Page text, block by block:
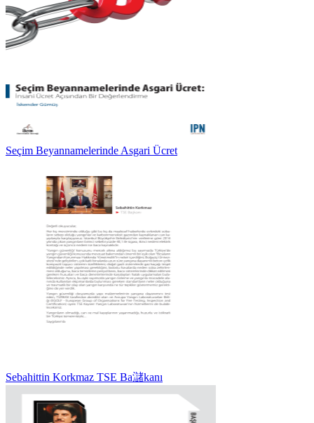
Seçim Beyannamelerinde Asgari Ücret
Sebahittin Korkmaz TSE Ba㶆kanı